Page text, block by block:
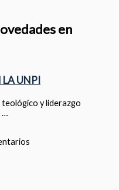
en
LA UNPI
teológico y liderazgo
…